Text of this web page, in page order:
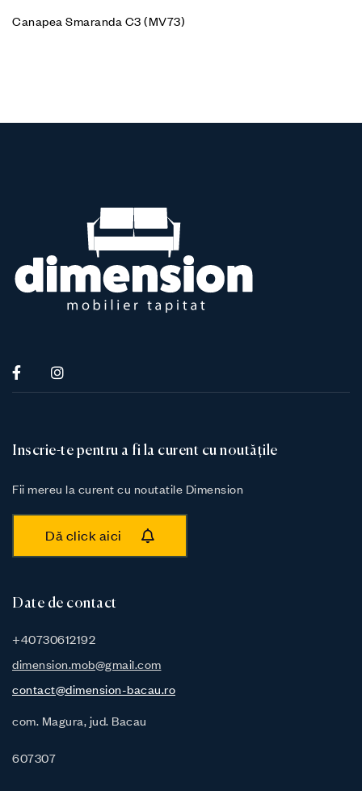
Canapea Smaranda C3 (MV73)
Inscrie-te pentru a fi la curent cu noutățile
Fii mereu la curent cu noutatile Dimension
Dă click aici
Date de contact
+40730612192
dimension.mob@gmail.com
contact@dimension-bacau.ro
com. Magura, jud. Bacau
607307